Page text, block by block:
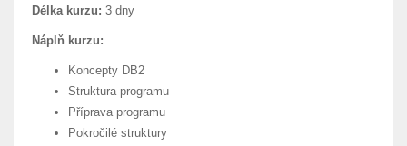
Délka kurzu: 3 dny
Náplň kurzu:
Koncepty DB2
Struktura programu
Příprava programu
Pokročilé struktury